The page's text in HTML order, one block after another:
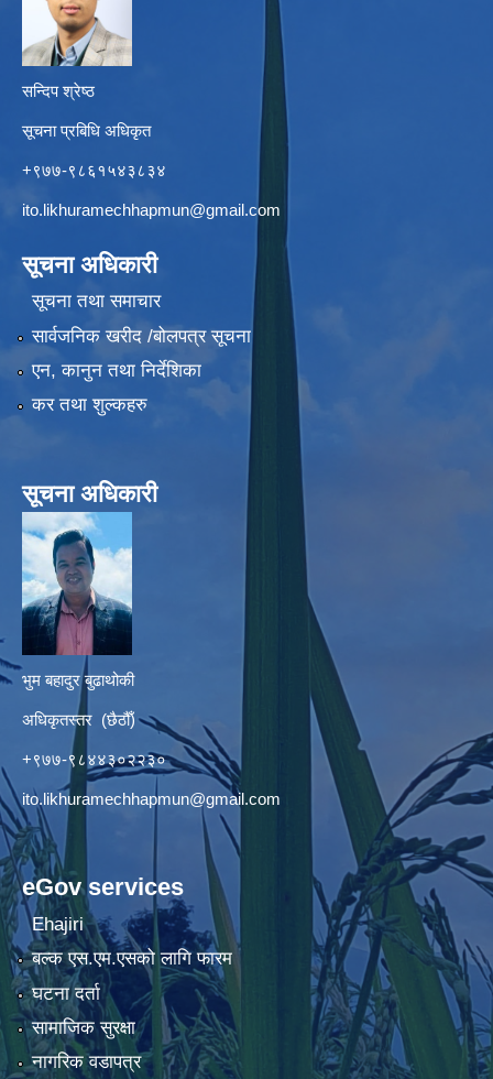
सन्दिप श्रेष्ठ
सूचना प्रबिधि अधिकृत
+९७७-९८६१५४३८३४
ito.likhuramechhapmun@gmail.com
सूचना अधिकारी
सूचना तथा समाचार
सार्वजनिक खरीद /बोलपत्र सूचना
एन, कानुन तथा निर्देशिका
कर तथा शुल्कहरु
सूचना अधिकारी
भुम बहादुर बुढाथोकी
अधिकृतस्तर (छैठौँ)
+९७७-९८४४३०२२३०
ito.likhuramechhapmun@gmail.com
eGov services
Ehajiri
बल्क एस.एम.एसको लागि फारम
घटना दर्ता
सामाजिक सुरक्षा
नागरिक वडापत्र